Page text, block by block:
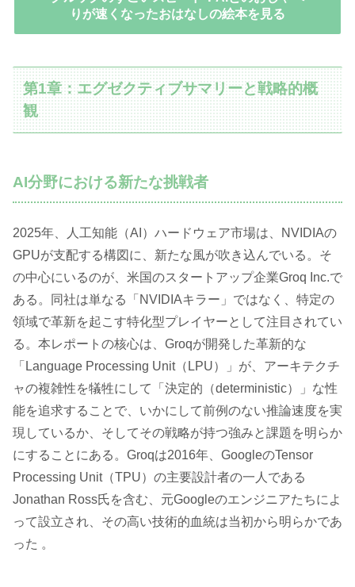
りが速くなったおはなしの絵本を見る
第1章：エグゼクティブサマリーと戦略的概
観
AI分野における新たな挑戦者
2025年、人工知能（AI）ハードウェア市場は、NVIDIAの
GPUが支配する構図に、新たな風が吹き込んでいる。そ
の中心にいるのが、米国のスタートアップ企業Groq Inc.で
ある。同社は単なる「NVIDIAキラー」ではなく、特定の
領域で革新を起こす特化型プレイヤーとして注目されてい
る。本レポートの核心は、Groqが開発した革新的な
「Language Processing Unit（LPU）」が、アーキテクチ
ャの複雑性を犠牲にして「決定的（deterministic）」な性
能を追求することで、いかにして前例のない推論速度を実
現しているか、そしてその戦略が持つ強みと課題を明らか
にすることにある。Groqは2016年、GoogleのTensor
Processing Unit（TPU）の主要設計者の一人である
Jonathan Ross氏を含む、元Googleのエンジニアたちによ
って設立され、その高い技術的血統は当初から明らかであ
った 。